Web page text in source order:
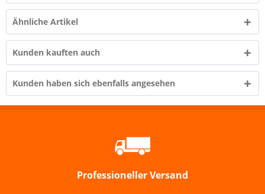
Ähnliche Artikel
Kunden kauften auch
Kunden haben sich ebenfalls angesehen
Professioneller Versand